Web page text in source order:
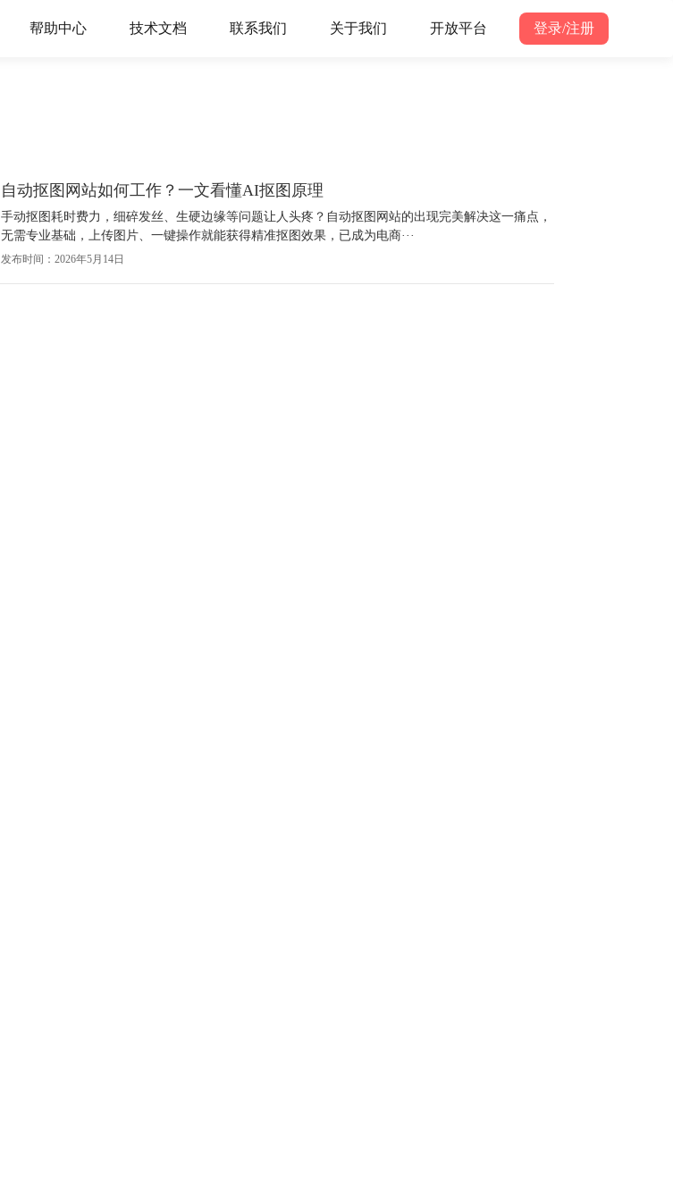
帮助中心 技术文档 联系我们 关于我们 开放平台 登录/注册
自动抠图网站如何工作？一文看懂AI抠图原理
手动抠图耗时费力，细碎发丝、生硬边缘等问题让人头疼？自动抠图网站的出现完美解决这一痛点，
无需专业基础，上传图片、一键操作就能获得精准抠图效果，已成为电商···
发布时间：2026年5月14日